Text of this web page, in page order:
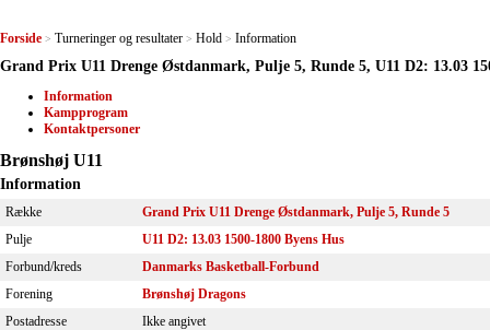
Forside > Turneringer og resultater > Hold > Information
Grand Prix U11 Drenge Østdanmark, Pulje 5, Runde 5, U11 D2: 13.03
Information
Kampprogram
Kontaktpersoner
Brønshøj U11
Information
Række
Grand Prix U11 Drenge Østdanmark, Pulje 5, Runde 5
Pulje
U11 D2: 13.03 1500-1800 Byens Hus
Forbund/kreds
Danmarks Basketball-Forbund
Forening
Brønshøj Dragons
Postadresse
Ikke angivet